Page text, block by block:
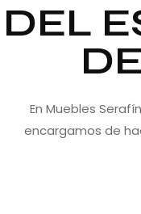
DEL
En Muebles
encargamos de